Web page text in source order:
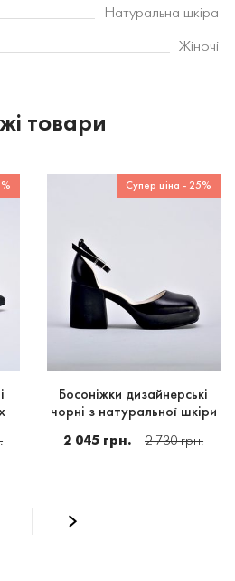
Натуральна шкіра
Жіночі
товари
Супер ціна - 25%
Босоніжки дизайнерські
чорні з натуральної шкіри
2 045 грн. 2 730 грн.